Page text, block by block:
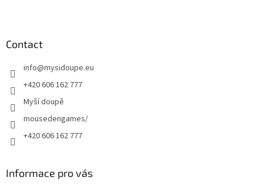
Contact
info@mysidoupe.eu
+420 606 162 777
Myší doupě
mousedengames/
+420 606 162 777
Informace pro vás